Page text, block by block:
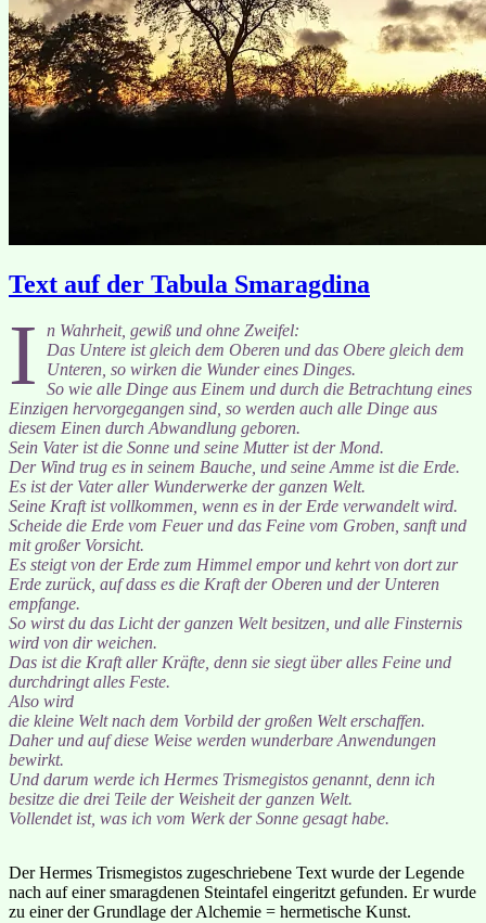
Text auf der Tabula Smaragdina
I
n Wahrheit, gewiß und ohne Zweifel:
Das Untere ist gleich dem Oberen und das Obere gleich dem
Unteren, so wirken die Wunder eines Dinges.
So wie alle Dinge aus Einem und durch die Betrachtung eines
Einzigen hervorgegangen sind, so werden auch alle Dinge aus
diesem Einen durch Abwandlung geboren.
Sein Vater ist die Sonne und seine Mutter ist der Mond.
Der Wind trug es in seinem Bauche, und seine Amme ist die Erde.
Es ist der Vater aller Wunderwerke der ganzen Welt.
Seine Kraft ist vollkommen, wenn es in der Erde verwandelt wird.
Scheide die Erde vom Feuer und das Feine vom Groben, sanft und
mit großer Vorsicht.
Es steigt von der Erde zum Himmel empor und kehrt von dort zur
Erde zurück, auf dass es die Kraft der Oberen und der Unteren
empfange.
So wirst du das Licht der ganzen Welt besitzen, und alle Finsternis
wird von dir weichen.
Das ist die Kraft aller Kräfte, denn sie siegt über alles Feine und
durchdringt alles Feste.
Also wird
die kleine Welt nach dem Vorbild der großen Welt erschaffen.
Daher und auf diese Weise werden wunderbare Anwendungen
bewirkt.
Und darum werde ich Hermes Trismegistos genannt, denn ich
besitze die drei Teile der Weisheit der ganzen Welt.
Vollendet ist, was ich vom Werk der Sonne gesagt habe.
Der Hermes Trismegistos zugeschriebene Text wurde der Legende
nach auf einer smaragdenen Steintafel eingeritzt gefunden. Er wurde
zu einer der Grundlage der Alchemie = hermetische Kunst.